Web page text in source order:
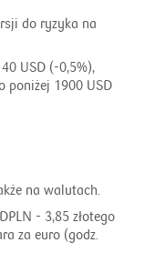
do ryzyka na
USD (-0,5%),
poniżej 1900 USD
na walutach.
- 3,85 złotego
za euro (godz.